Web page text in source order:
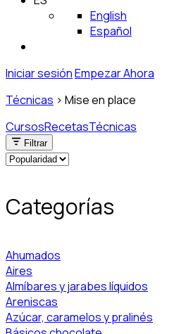
English
Español
Iniciar sesiónEmpezar Ahora
Técnicas > Mise en place
CursosRecetasTécnicas
Filtrar
Categorías
Ahumados
Aires
Almíbares y jarabes líquidos
Areniscas
Azúcar, caramelos y pralinés